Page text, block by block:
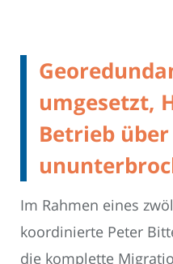
umgesetzt,
Betrieb
Im Rahmen eines
koordinierte Peter
die komplette